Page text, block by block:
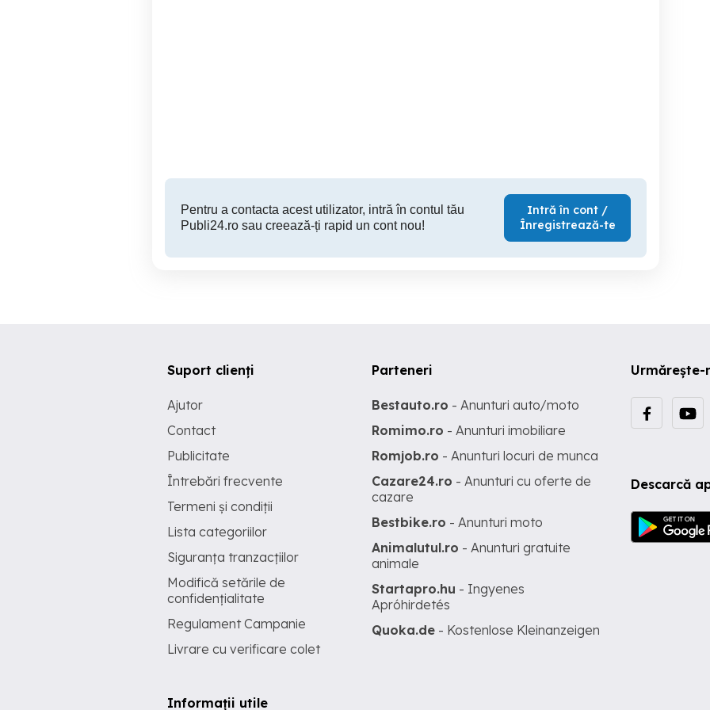
Pentru a contacta acest utilizator, intră în contul tău
Publi24.ro sau creează-ți rapid un cont nou!
Intră în cont /
Înregistrează-te
Urmărește-
Descarcă
Suport clienți
Ajutor
Contact
Publicitate
Întrebări frecvente
Termeni și condiții
Lista categoriilor
Siguranța tranzacțiilor
Modifică setările de
confidențialitate
Regulament Campanie
Livrare cu verificare colet
Informații utile
Parteneri
Bestauto.ro - Anunturi auto/moto
Romimo.ro - Anunturi imobiliare
Romjob.ro - Anunturi locuri de munca
Cazare24.ro - Anunturi cu oferte de
cazare
Bestbike.ro - Anunturi moto
Animalutul.ro - Anunturi gratuite
animale
Startapro.hu - Ingyenes
Apróhirdetés
Quoka.de - Kostenlose Kleinanzeigen